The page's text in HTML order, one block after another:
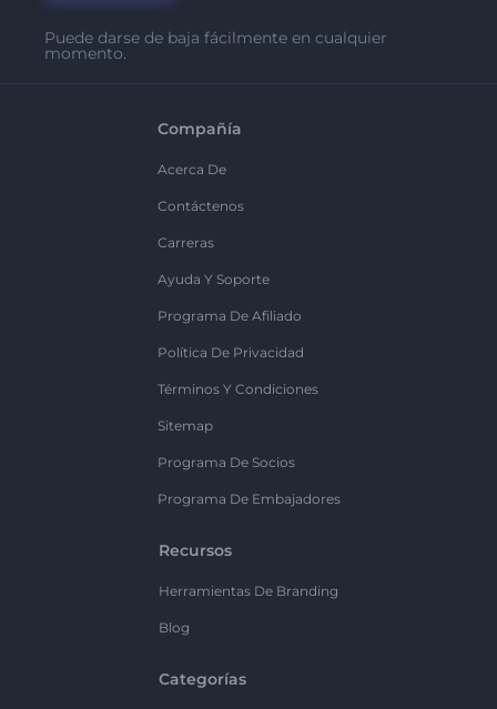
Puede darse de baja fácilmente en cualquier
momento.
Compañía
Acerca De
Contáctenos
Carreras
Ayuda Y Soporte
Programa De Afiliado
Política De Privacidad
Términos Y Condiciones
Sitemap
Programa De Socios
Programa De Embajadores
Recursos
Herramientas De Branding
Blog
Categorías